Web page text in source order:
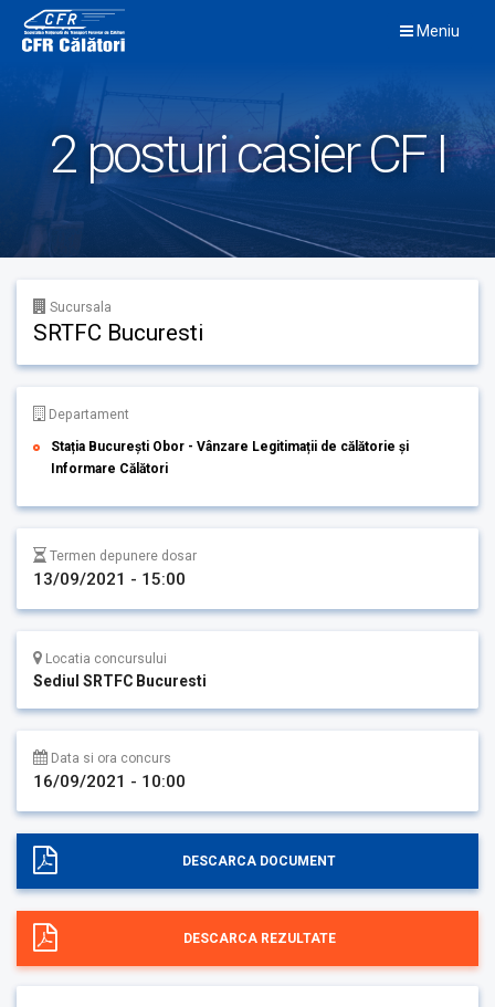
content
Meniu
2 posturi casier CF I
Sucursala
SRTFC Bucuresti
Departament
Stația București Obor - Vânzare Legitimații de călătorie și
Informare Călători
Termen depunere dosar
13/09/2021 - 15:00
Locatia concursului
Sediul SRTFC Bucuresti
Data si ora concurs
16/09/2021 - 10:00
DESCARCA DOCUMENT
DESCARCA REZULTATE